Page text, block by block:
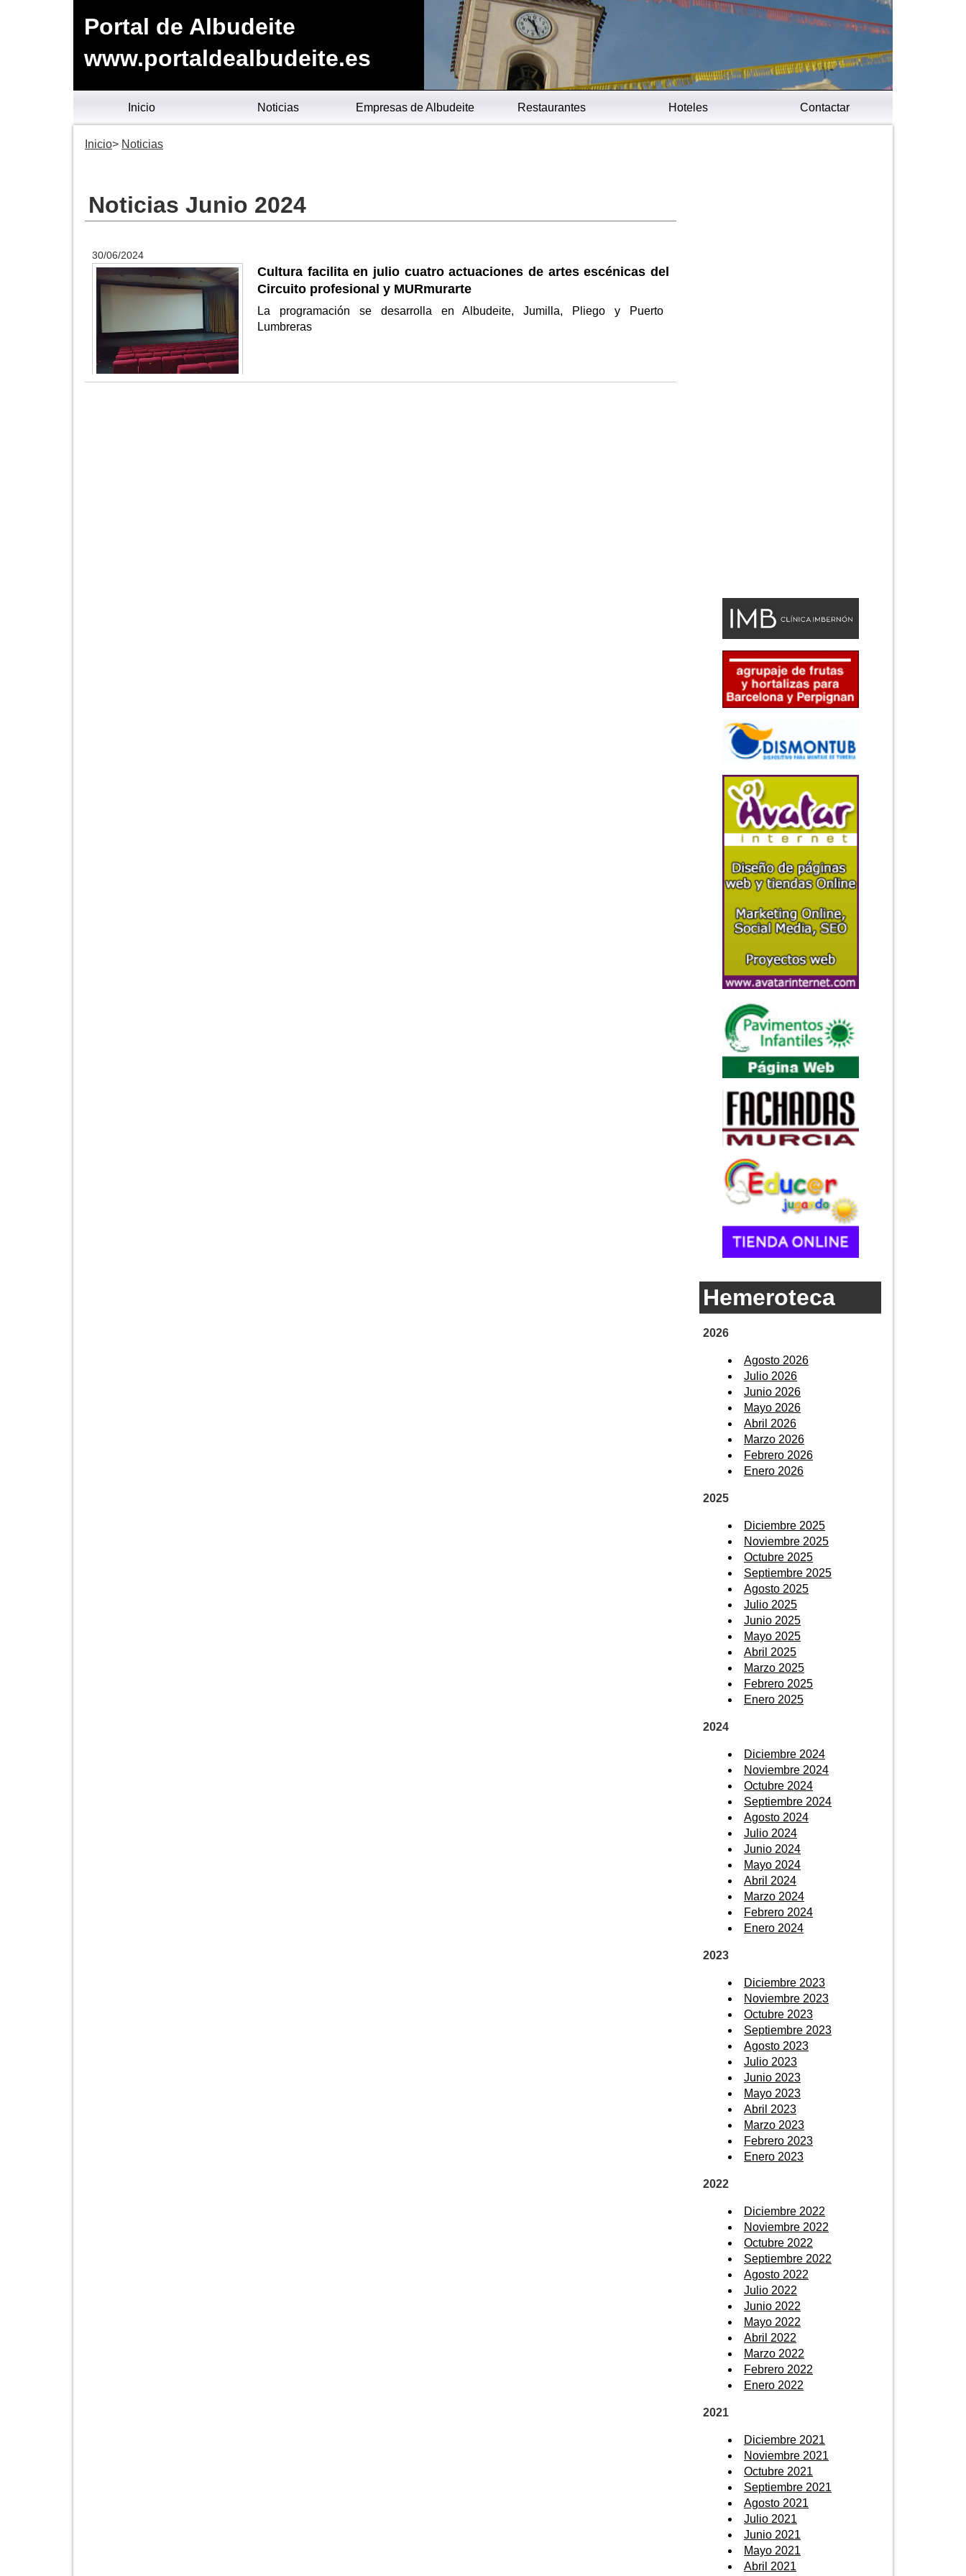
Portal de Albudeite
www.portaldealbudeite.es
Inicio Noticias Empresas de Albudeite Restaurantes Hoteles Contactar
Inicio Noticias
Noticias Junio 2024
30/06/2024
Cultura facilita en julio cuatro actuaciones de artes escénicas del
Circuito profesional y MURmurarte
La programación se desarrolla en Albudeite, Jumilla, Pliego y Puerto
Lumbreras
Hemeroteca
2026
Agosto 2026
Julio 2026
Junio 2026
Mayo 2026
Abril 2026
Marzo 2026
Febrero 2026
Enero 2026
2025
Diciembre 2025
Noviembre 2025
Octubre 2025
Septiembre 2025
Agosto 2025
Julio 2025
Junio 2025
Mayo 2025
Abril 2025
Marzo 2025
Febrero 2025
Enero 2025
2024
Diciembre 2024
Noviembre 2024
Octubre 2024
Septiembre 2024
Agosto 2024
Julio 2024
Junio 2024
Mayo 2024
Abril 2024
Marzo 2024
Febrero 2024
Enero 2024
2023
Diciembre 2023
Noviembre 2023
Octubre 2023
Septiembre 2023
Agosto 2023
Julio 2023
Junio 2023
Mayo 2023
Abril 2023
Marzo 2023
Febrero 2023
Enero 2023
2022
Diciembre 2022
Noviembre 2022
Octubre 2022
Septiembre 2022
Agosto 2022
Julio 2022
Junio 2022
Mayo 2022
Abril 2022
Marzo 2022
Febrero 2022
Enero 2022
2021
Diciembre 2021
Noviembre 2021
Octubre 2021
Septiembre 2021
Agosto 2021
Julio 2021
Junio 2021
Mayo 2021
Abril 2021